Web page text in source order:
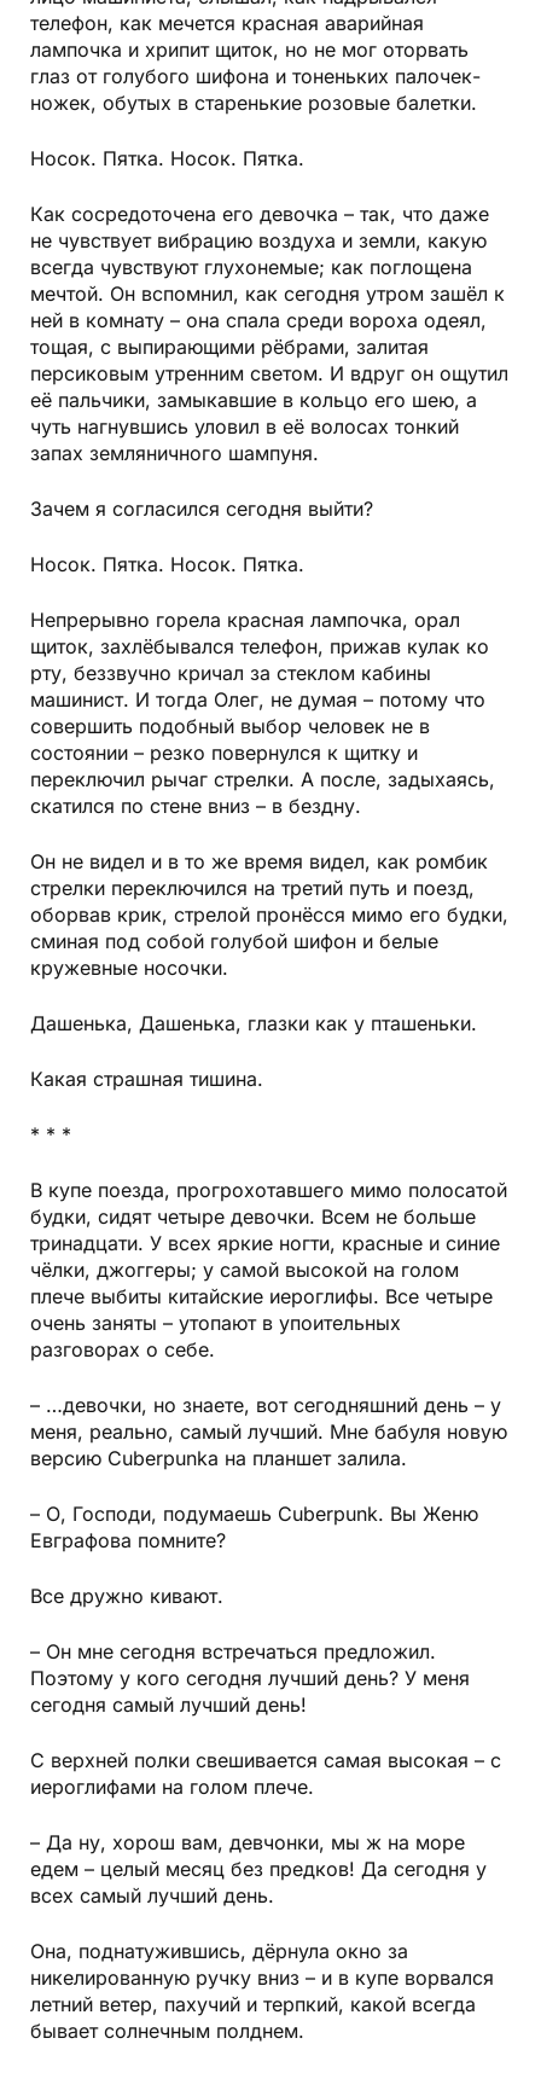
телефон, как мечется красная аварийная
лампочка и хрипит щиток, но не мог оторвать
глаз от голубого шифона и тоненьких палочек-
ножек, обутых в старенькие розовые балетки.
Носок. Пятка. Носок. Пятка.
Как сосредоточена его девочка – так, что даже
не чувствует вибрацию воздуха и земли, какую
всегда чувствуют глухонемые; как поглощена
мечтой. Он вспомнил, как сегодня утром зашёл к
ней в комнату – она спала среди вороха одеял,
тощая, с выпирающими рёбрами, залитая
персиковым утренним светом. И вдруг он ощутил
её пальчики, замыкавшие в кольцо его шею, а
чуть нагнувшись уловил в её волосах тонкий
запах земляничного шампуня.
Зачем я согласился сегодня выйти?
Носок. Пятка. Носок. Пятка.
Непрерывно горела красная лампочка, орал
щиток, захлёбывался телефон, прижав кулак ко
рту, беззвучно кричал за стеклом кабины
машинист. И тогда Олег, не думая – потому что
совершить подобный выбор человек не в
состоянии – резко повернулся к щитку и
переключил рычаг стрелки. А после, задыхаясь,
скатился по стене вниз – в бездну.
Он не видел и в то же время видел, как ромбик
стрелки переключился на третий путь и поезд,
оборвав крик, стрелой пронёсся мимо его будки,
сминая под собой голубой шифон и белые
кружевные носочки.
Дашенька, Дашенька, глазки как у пташеньки.
Какая страшная тишина.
* * *
В купе поезда, прогрохотавшего мимо полосатой
будки, сидят четыре девочки. Всем не больше
тринадцати. У всех яркие ногти, красные и синие
чёлки, джоггеры; у самой высокой на голом
плече выбиты китайские иероглифы. Все четыре
очень заняты – утопают в упоительных
разговорах о себе.
– …девочки, но знаете, вот сегодняшний день – у
меня, реально, самый лучший. Мне бабуля новую
версию Cuberpunka на планшет залила.
– О, Господи, подумаешь Cuberpunk. Вы Женю
Евграфова помните?
Все дружно кивают.
– Он мне сегодня встречаться предложил.
Поэтому у кого сегодня лучший день? У меня
сегодня самый лучший день!
С верхней полки свешивается самая высокая – с
иероглифами на голом плече.
– Да ну, хорош вам, девчонки, мы ж на море
едем – целый месяц без предков! Да сегодня у
всех самый лучший день.
Она, поднатужившись, дёрнула окно за
никелированную ручку вниз – и в купе ворвался
летний ветер, пахучий и терпкий, какой всегда
бывает солнечным полднем.